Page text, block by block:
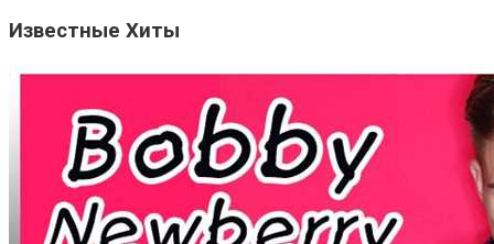
Известные Хиты